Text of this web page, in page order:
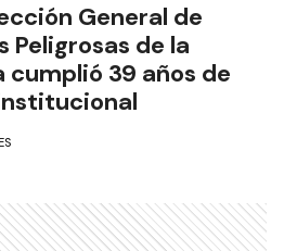
General de
Peligrosas de la
cumplió 39 años de